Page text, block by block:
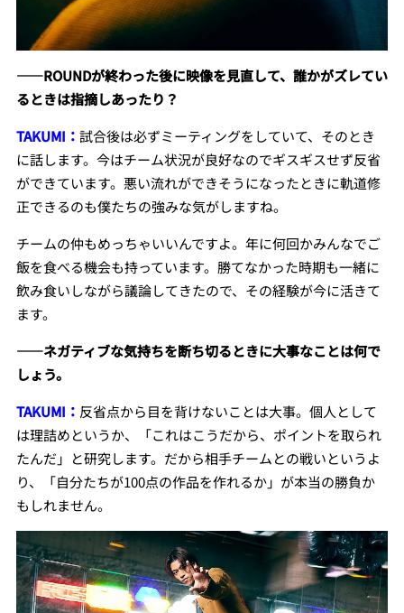
――ROUNDが終わった後に映像を見直して、誰かがズレてい
るときは指摘しあったり？
TAKUMI： 試合後は必ずミーティングをしていて、そのとき
に話します。今はチーム状況が良好なのでギスギスせず反省
ができています。悪い流れができそうになったときに軌道修
正できるのも僕たちの強みな気がしますね。
チームの仲もめっちゃいいんですよ。年に何回かみんなでご
飯を食べる機会も持っています。勝てなかった時期も一緒に
飲み食いしながら議論してきたので、その経験が今に活きて
ます。
――ネガティブな気持ちを断ち切るときに大事なことは何で
しょう。
TAKUMI： 反省点から目を背けないことは大事。個人として
は理詰めというか、「これはこうだから、ポイントを取られ
たんだ」と研究します。だから相手チームとの戦いというよ
り、「自分たちが100点の作品を作れるか」が本当の勝負か
もしれません。